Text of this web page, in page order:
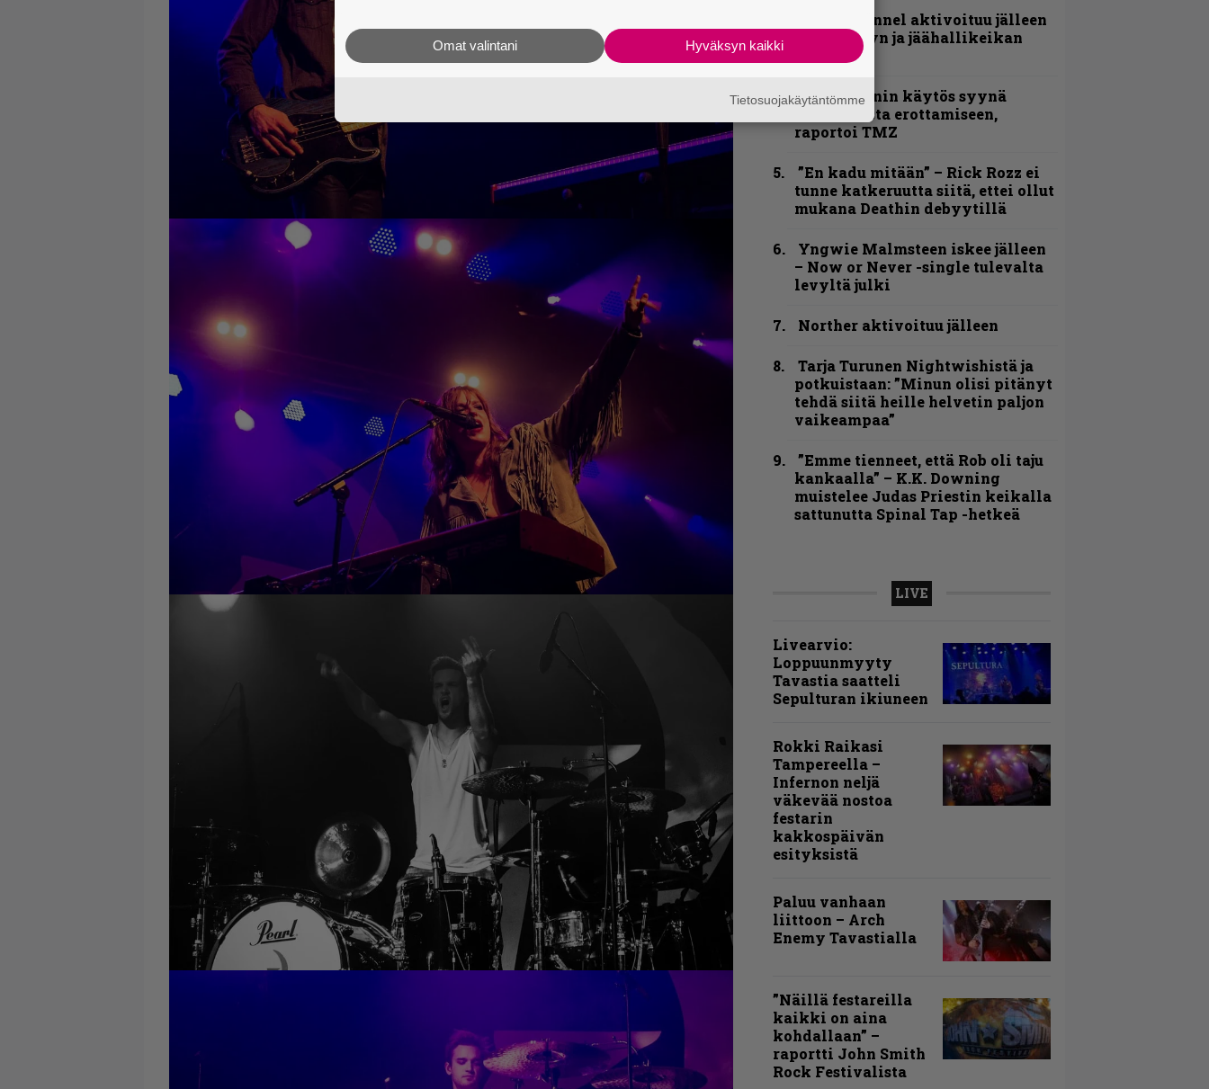
Blind Channel aktivoituu jälleen
uuden levyn ja jäähallikeikan
merkeissä
Sid Wilsonin käytös syynä
Slipknotista erottamiseen,
raportoi TMZ
”En kadu mitään” – Rick Rozz ei
tunne katkeruutta siitä, ettei ollut
mukana Deathin debyytillä
Yngwie Malmsteen iskee jälleen
– Now or Never -single tulevalta
levyltä julki
Norther aktivoituu jälleen
Tarja Turunen Nightwishistä ja
potkuistaan: ”Minun olisi pitänyt
tehdä siitä heille helvetin paljon
vaikeampaa”
”Emme tienneet, että Rob oli taju
kankaalla” – K.K. Downing
muistelee Judas Priestin keikalla
sattunutta Spinal Tap -hetkeä
LIVE
Livearvio:
Loppuunmyyty
Tavastia saatteli
Sepulturan ikiuneen
Rokki Raikasi
Tampereella –
Infernon neljä
väkevää nostoa
festarin
kakkospäivän
esityksistä
Paluu vanhaan
liittoon – Arch
Enemy Tavastialla
”Näillä festareilla
kaikki on aina
kohdallaan” –
raportti John Smith
Rock Festivalista
Hyväksyn kaikki
Omat valintani
Tietosuojakäytäntömme